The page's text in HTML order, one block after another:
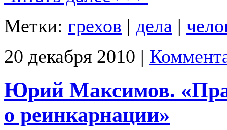
Метки: грехов | дела |
20 декабря 2010 |
Юрий Максимов.
о реинкарнации»